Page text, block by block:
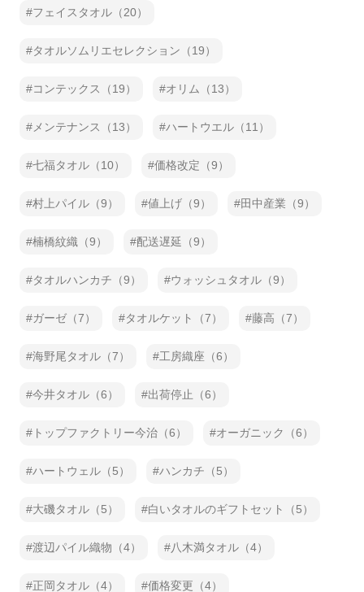
フェイスタオル（20）
タオルソムリエセレクション（19）
コンテックス（19） オリム（13）
メンテナンス（13） ハートウエル（11）
七福タオル（10） 価格改定（9）
村上パイル（9） 値上げ（9） 田中産業（9）
楠橋紋織（9） 配送遅延（9）
タオルハンカチ（9） ウォッシュタオル（9）
ガーゼ（7） タオルケット（7） 藤高（7）
海野尾タオル（7） 工房織座（6）
今井タオル（6） 出荷停止（6）
トップファクトリー今治（6） オーガニック（6）
ハートウェル（5） ハンカチ（5）
大磯タオル（5） 白いタオルのギフトセット（5）
渡辺パイル織物（4） 八木満タオル（4）
正岡タオル（4） 価格変更（4）